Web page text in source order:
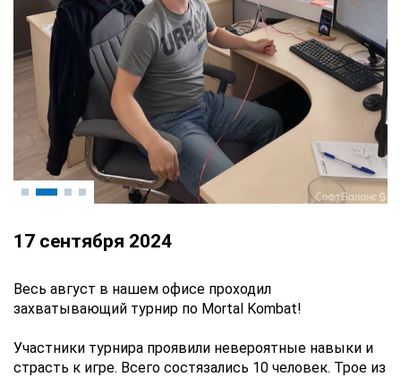
17 сентября 2024
Весь август в нашем офисе проходил
захватывающий турнир по Mortal Kombat!
Участники турнира проявили невероятные навыки и
страсть к игре. Всего состязались 10 человек. Трое из